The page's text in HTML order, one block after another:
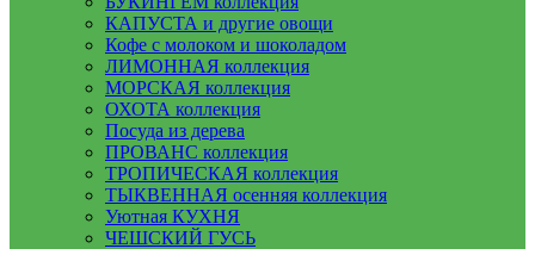
КАПУСТА и другие овощи
Кофе с молоком и шоколадом
ЛИМОННАЯ коллекция
МОРСКАЯ коллекция
ОХОТА коллекция
Посуда из дерева
ПРОВАНС коллекция
ТРОПИЧЕСКАЯ коллекция
ТЫКВЕННАЯ осенняя коллекция
Уютная КУХНЯ
ЧЕШСКИЙ ГУСЬ